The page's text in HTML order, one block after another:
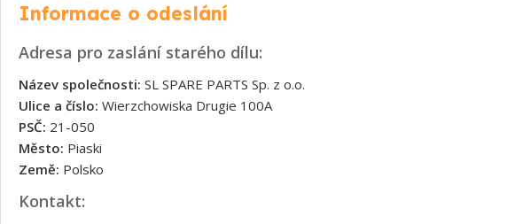
Informace o odeslání
Adresa pro zaslání starého dílu:
Název společnosti: SL SPARE PARTS Sp. z o.o.
Ulice a číslo: Wierzchowiska Drugie 100A
PSČ: 21-050
Město: Piaski
Země: Polsko
Kontakt: